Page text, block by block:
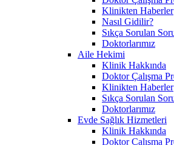
Klinikten Haberler
Nasıl Gidilir?
Sıkça Sorulan
Doktorlarımız
Aile Hekimi
Klinik Hakkında
Doktor Çalışma
Klinikten Haberler
Sıkça Sorulan
Doktorlarımız
Evde Sağlık Hizmetleri
Klinik Hakkında
Doktor Çalışma